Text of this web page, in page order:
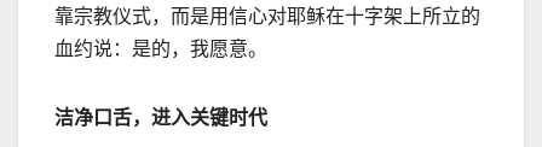
靠宗教仪式，而是用信心对耶稣在十字架上所立的
血约说：是的，我愿意。
洁净口舌，进入关键时代